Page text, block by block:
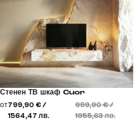
Стенен ТВ шкаф Cuor
от799,90 € /
1564,47 лв.
999,90 € /
1955,63 лв.